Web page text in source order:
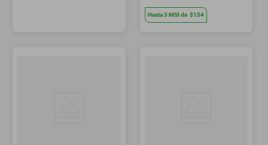
Hasta3 MSIde $154